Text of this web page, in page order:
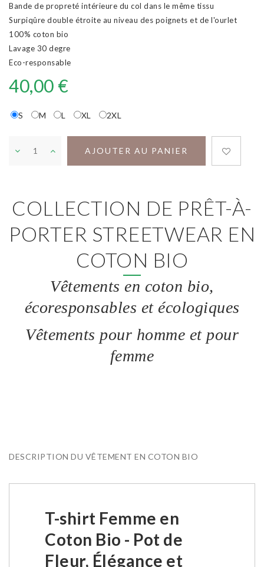
Bande de propreté intérieure du col dans le même tissu
Surpiqûre double étroite au niveau des poignets et de l'ourlet
100% coton bio
Lavage 30 degre
Eco-responsable
40,00 €
S M L XL 2XL
AJOUTER AU PANIER
COLLECTION DE PRÊT-À-
PORTER STREETWEAR EN
COTON BIO
Vêtements en coton bio,
écoresponsables et écologiques
Vêtements pour homme et pour
femme
DESCRIPTION DU VÊTEMENT EN COTON BIO
T-shirt Femme en
Coton Bio - Pot de
Fleur, Élégance et